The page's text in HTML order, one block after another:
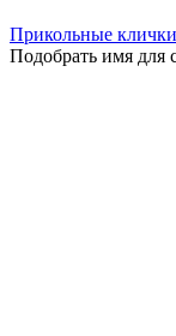
Прикольные
Подобрать имя для